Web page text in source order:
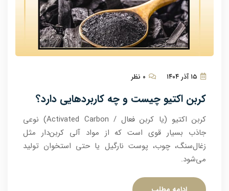
کربن اکتیو چیست و چه کاربردهایی دارد؟
کربن اکتیو (یا کربن فعال / Activated Carbon) نوعی
جاذب بسیار قوی است که از مواد آلی کربن‌دار مثل
زغال‌سنگ، چوب، پوست نارگیل یا حتی استخوان تولید
می‌شود.